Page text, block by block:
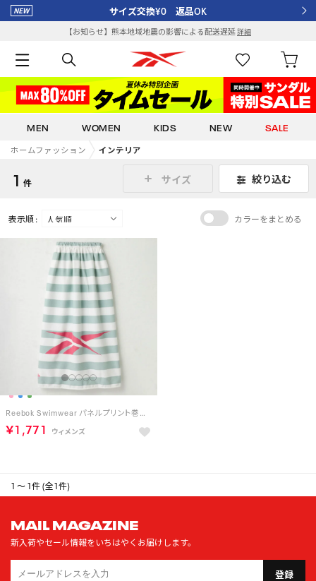
サイズ交換¥0 返品OK
【お知らせ】熊本地域地震の影響による配送遅延詳細
MEN WOMEN KIDS NEW SALE
ホームファッション インテリア
1 件 サイズ 絞り込む
表示順 : カラーをまとめる
Reebok Swimwear パネルプリント巻きタオル （グリーン）
￥1,771
1 ～ 1件 (全1件)
MAIL MAGAZINE
新入荷やセール情報をいちはやくお届けします。
登録